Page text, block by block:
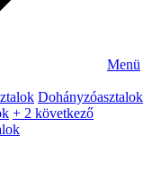
Menü
Dohányzóasztalok
+ 2 következő